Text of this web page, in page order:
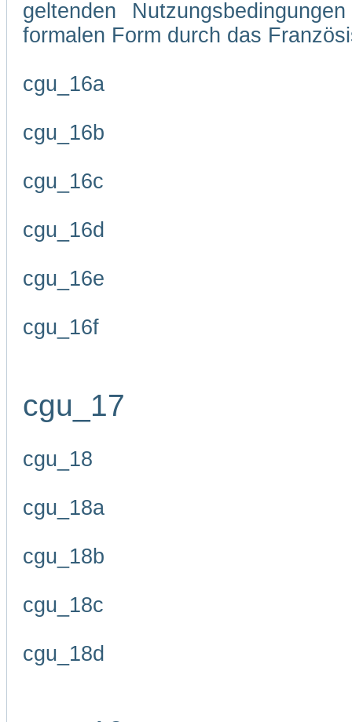
geltenden
formalen Form durch das
cgu_16a
cgu_16b
cgu_16c
cgu_16d
cgu_16e
cgu_16f
cgu_17
cgu_18
cgu_18a
cgu_18b
cgu_18c
cgu_18d